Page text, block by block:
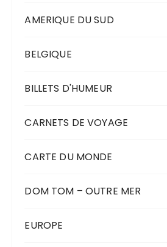
AMERIQUE DU SUD
BELGIQUE
BILLETS D'HUMEUR
CARNETS DE VOYAGE
CARTE DU MONDE
DOM TOM – OUTRE MER
EUROPE